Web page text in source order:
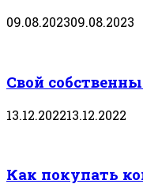
09.08.202309.08.2023
Свой
13.12.202213.12.2022
Как покупать